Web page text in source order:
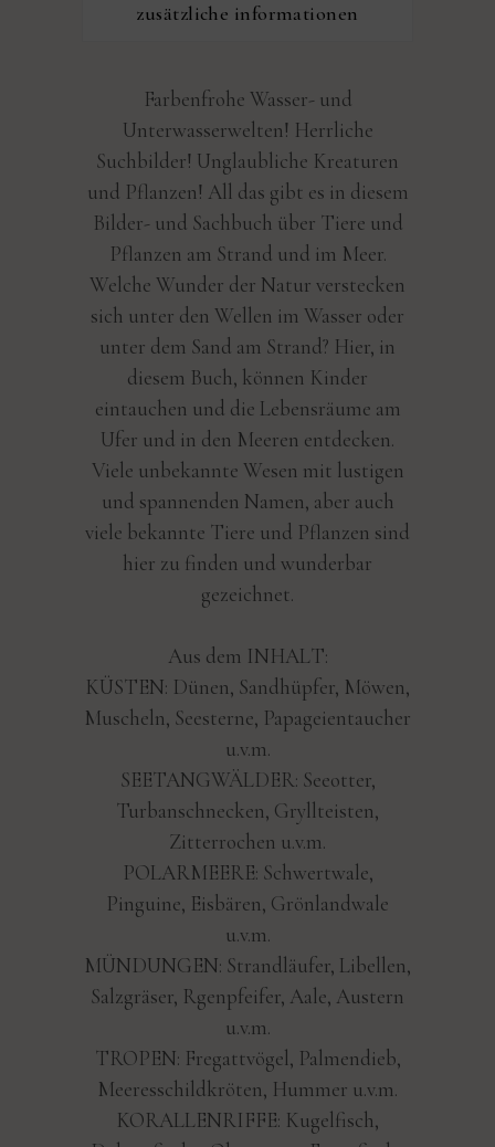
zusätzliche informationen
Farbenfrohe Wasser- und
Unterwasserwelten! Herrliche
Suchbilder! Unglaubliche Kreaturen
und Pflanzen! All das gibt es in diesem
Bilder- und Sachbuch über Tiere und
Pflanzen am Strand und im Meer.
Welche Wunder der Natur verstecken
sich unter den Wellen im Wasser oder
unter dem Sand am Strand? Hier, in
diesem Buch, können Kinder
eintauchen und die Lebensräume am
Ufer und in den Meeren entdecken.
Viele unbekannte Wesen mit lustigen
und spannenden Namen, aber auch
viele bekannte Tiere und Pflanzen sind
hier zu finden und wunderbar
gezeichnet.
Aus dem INHALT:
KÜSTEN: Dünen, Sandhüpfer, Möwen,
Muscheln, Seesterne, Papageientaucher
u.v.m.
SEETANGWÄLDER: Seeotter,
Turbanschnecken, Gryllteisten,
Zitterrochen u.v.m.
POLARMEERE: Schwertwale,
Pinguine, Eisbären, Grönlandwale
u.v.m.
MÜNDUNGEN: Strandläufer, Libellen,
Salzgräser, Rgenpfeifer, Aale, Austern
u.v.m.
TROPEN: Fregattvögel, Palmendieb,
Meeresschildkröten, Hummer u.v.m.
KORALLENRIFFE: Kugelfisch,